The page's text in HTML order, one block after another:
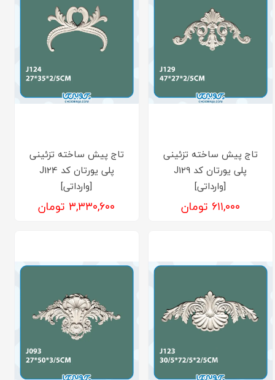
تاج پیش ساخته تزئینی
پلی یورتان کد J129
[وارداتی]
۶۱۱,۰۰۰ تومان
تاج پیش ساخته تزئینی
پلی یورتان کد J124
[وارداتی]
۳,۳۳۰,۶۰۰ تومان